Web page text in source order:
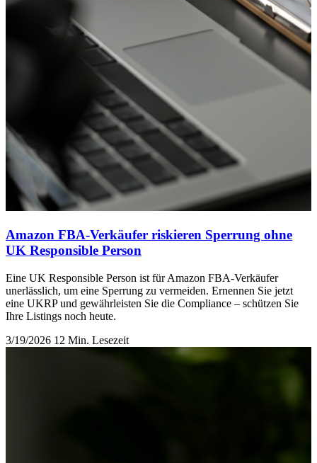
Amazon FBA-Verkäufer riskieren Sperrung ohne
UK Responsible Person
Eine UK Responsible Person ist für Amazon FBA-Verkäufer
unerlässlich, um eine Sperrung zu vermeiden. Ernennen Sie jetzt
eine UKRP und gewährleisten Sie die Compliance – schützen Sie
Ihre Listings noch heute.
3/19/2026 12 Min. Lesezeit